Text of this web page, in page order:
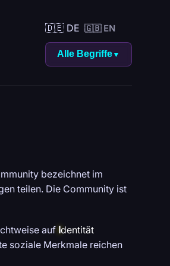
🇩🇪 DE 🇬🇧 EN
Alle Begriffe▼
bezeichnet im
teilen. Die Community ist
auf Identität
soziale Merkmale reichen